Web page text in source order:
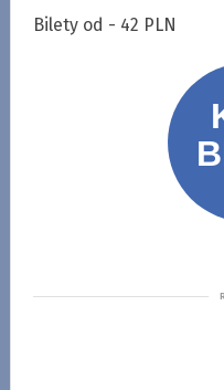
Bilety od - 42 PLN